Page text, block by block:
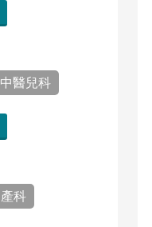
中醫兒科
產科